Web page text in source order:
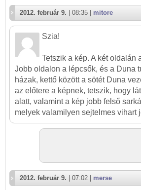
2012. február 9. | 08:35 | mitore
Szia!
Tetszik a kép. A két oldalán
Jobb oldalon a lépcsők, és a Duna
házak, kettő között a sötét Duna
az előtere a képnek, tetszik, hogy
alatt, valamint a kép jobb felső
melyek valamilyen sejtelmes vihart
2012. február 9. | 07:02 | merse